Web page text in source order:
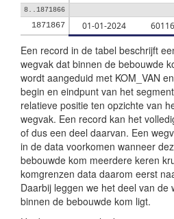
8..1871866
1871867 01-01-2024
Een record in de tabel beschrijft
wegvak dat binnen de bebouwde
wordt aangeduid met KOM_VAN
begin en eindpunt van het
relatieve positie ten opzichte van
wegvak. Een record kan het
of dus een deel daarvan. Een
in de data voorkomen wanneer
bebouwde kom meerdere keren
komgrenzen data daarom eerst
Daarbij leggen we het deel van de
binnen de bebouwde kom ligt.